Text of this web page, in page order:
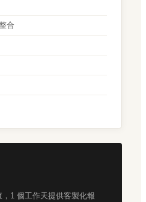
合
1 個工作天提供客製化報